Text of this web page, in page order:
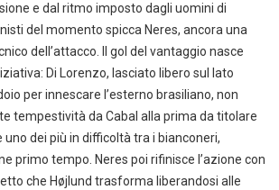
e dal ritmo imposto dagli uomini di
del momento spicca Neres, ancora una
dell’attacco. Il gol del vantaggio nasce
Di Lorenzo, lasciato libero sul lato
per innescare l’esterno brasiliano, non
tempestività da Cabal alla prima da titolare
dei più in difficoltà tra i bianconeri,
primo tempo. Neres poi rifinisce l’azione con
che Højlund trasforma liberandosi alle